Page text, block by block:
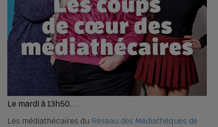
Le mardi à 13h50.
Les médiathécaires du Réseau des Médiathèques de